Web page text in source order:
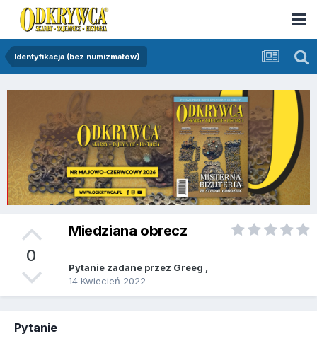
Identyfikacja (bez numizmatów)
0
Miedziana obrecz
Pytanie zadane przez Greeg
14 Kwiecień 2022
Pytanie